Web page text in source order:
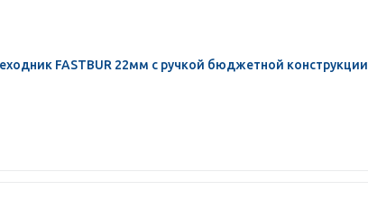
FASTBUR 22мм с ручкой бюджетной конструкции